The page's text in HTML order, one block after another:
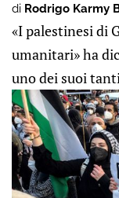
di Rodrigo Karmy
«I palestinesi di
umanitari» ha
uno dei suoi